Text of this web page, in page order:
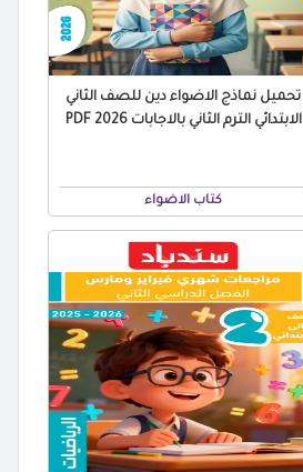
تحميل نماذج الاضواء دين للصف الثاني
الابتدائي الترم الثاني بالاجابات 2026 PDF
كتاب الاضواء